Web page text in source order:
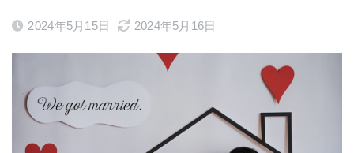
2024年5月15日 2024年5月16日